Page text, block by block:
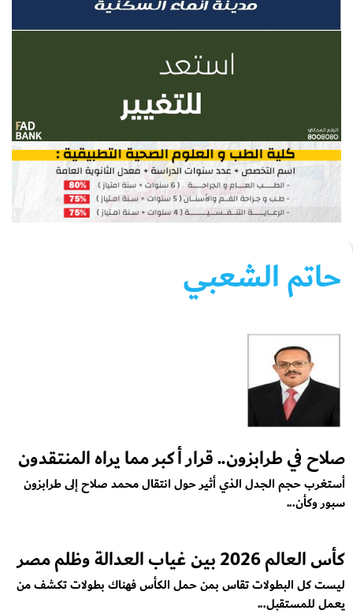
حاتم الشعبي
صلاح في طرابزون.. قرار أكبر مما يراه المنتقدون
أستغرب حجم الجدل الذي أثير حول انتقال محمد صلاح إلى طرابزون
سبور وكأن...
كأس العالم 2026 بين غياب العدالة وظلم مصر
ليست كل البطولات تقاس بمن حمل الكأس فهناك بطولات تكشف من
يعمل للمستقبل...